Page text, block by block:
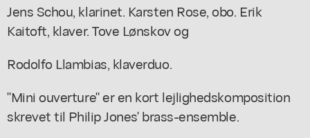
Jens Schou, klarinet. Karsten Rose, obo. Erik
Kaitoft, klaver. Tove Lønskov og
Rodolfo Llambias, klaverduo.
"Mini ouverture" er en kort lejlighedskomposition
skrevet til Philip Jones' brass-ensemble.